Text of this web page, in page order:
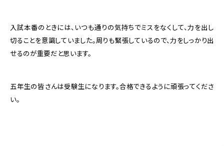
入試本番のときには、いつも通りの気持ちでミスをなくして、力を出し
切ることを意識していました。周りも緊張しているので、力をしっかり出
せるのが重要だと思います。
五年生の皆さんは受験生になります。合格できるように頑張ってくださ
い。